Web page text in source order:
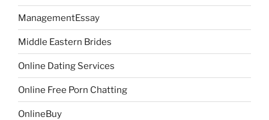
ManagementEssay
Middle Eastern Brides
Online Dating Services
Online Free Porn Chatting
OnlineBuy